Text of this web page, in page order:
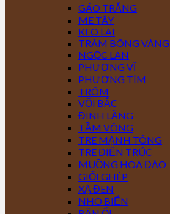
GÁO TRẮNG
ME TÂY
KEO LAI
TRÀM BÔNG VÀNG
NGỌC LAN
PHƯỢNG VĨ
PHƯỢNG TÍM
TRÔM
VỐI BẮC
ĐINH LĂNG
TẦM VÔNG
TRE MẠNH TÔNG
TRE ĐIỀN TRÚC
MUỒNG HOA ĐÀO
GIỔI GHÉP
XẠ ĐEN
NHO BIỂN